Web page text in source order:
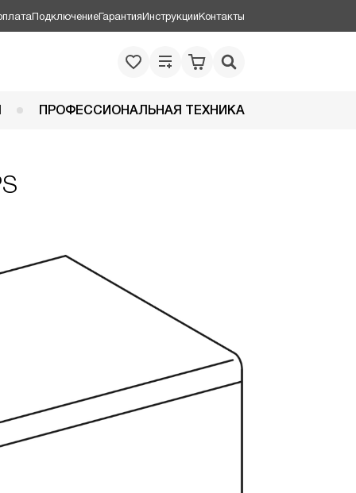
ПодключениеГарантияИнструкцииКонтакты
ПРОФЕССИОНАЛЬНАЯ ТЕХНИКА